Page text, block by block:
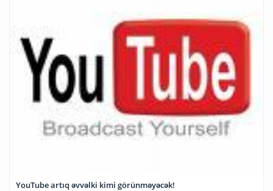
YouTube artıq əvvəlki kimi görünməyəcək!